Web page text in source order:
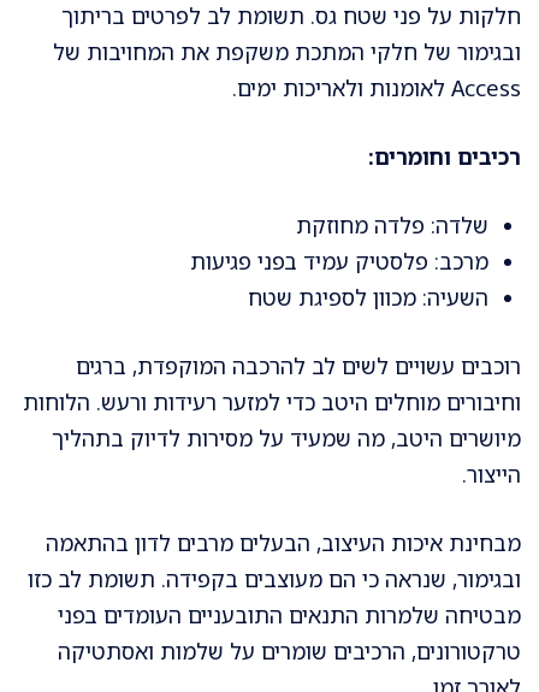
חלקות על פני שטח גס. תשומת לב לפרטים בריתוך
ובגימור של חלקי המתכת משקפת את המחויבות של
Access לאומנות ולאריכות ימים.
רכיבים וחומרים:
שלדה: פלדה מחוזקת
מרכב: פלסטיק עמיד בפני פגיעות
השעיה: מכוון לספיגת שטח
רוכבים עשויים לשים לב להרכבה המוקפדת, ברגים
וחיבורים מוחלים היטב כדי למזער רעידות ורעש. הלוחות
מיושרים היטב, מה שמעיד על מסירות לדיוק בתהליך
הייצור.
מבחינת איכות העיצוב, הבעלים מרבים לדון בהתאמה
ובגימור, שנראה כי הם מעוצבים בקפידה. תשומת לב כזו
מבטיחה שלמרות התנאים התובעניים העומדים בפני
טרקטורונים, הרכיבים שומרים על שלמות ואסתטיקה